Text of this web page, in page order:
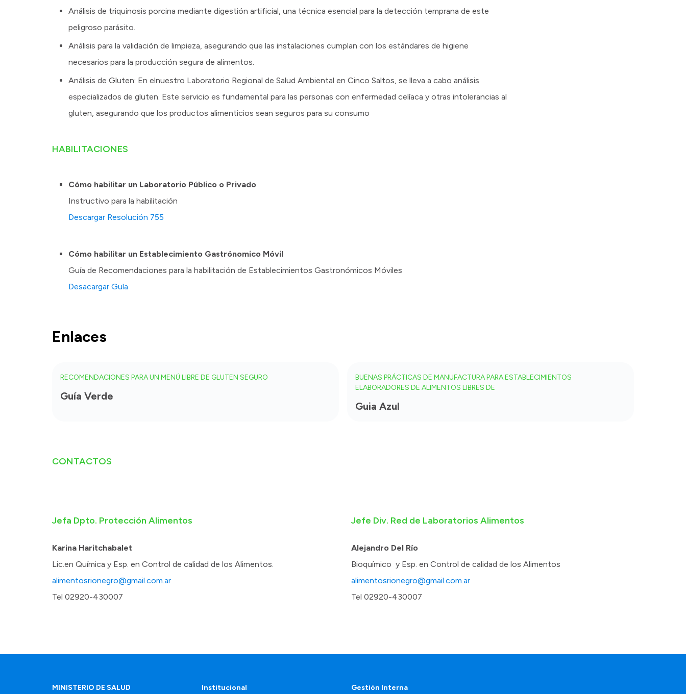
Análisis de triquinosis porcina mediante digestión artificial, una técnica esencial para la detección temprana de este
peligroso parásito.
Análisis para la validación de limpieza, asegurando que las instalaciones cumplan con los estándares de higiene
necesarios para la producción segura de alimentos.
Análisis de Gluten: En elnuestro Laboratorio Regional de Salud Ambiental en Cinco Saltos, se lleva a cabo análisis
especializados de gluten. Este servicio es fundamental para las personas con enfermedad celíaca y otras intolerancias al
gluten, asegurando que los productos alimenticios sean seguros para su consumo
HABILITACIONES
Cómo habilitar un Laboratorio Público o Privado
Instructivo para la habilitación
Descargar Resolución 755
Cómo habilitar un Establecimiento Gastrónomico Móvil
Guía de Recomendaciones para la habilitación de Establecimientos Gastronómicos Móviles
Desacargar Guía
Enlaces
Guía Verde
RECOMENDACIONES PARA UN MENÚ LIBRE DE GLUTEN SEGURO
Guia Azul
BUENAS PRÁCTICAS DE MANUFACTURA PARA ESTABLECIMIENTOS
ELABORADORES DE ALIMENTOS LIBRES DE
CONTACTOS
Jefa Dpto. Protección Alimentos
Karina Haritchabalet
Lic.en Química y Esp. en Control de calidad de los Alimentos.
alimentosrionegro@gmail.com.ar
Tel 02920-430007
Jefe Div. Red de Laboratorios Alimentos
Alejandro Del Río
Bioquímico y Esp. en Control de calidad de los Alimentos
alimentosrionegro@gmail.com.ar
Tel 02920-430007
MINISTERIO DE SALUD Institucional Gestión Interna